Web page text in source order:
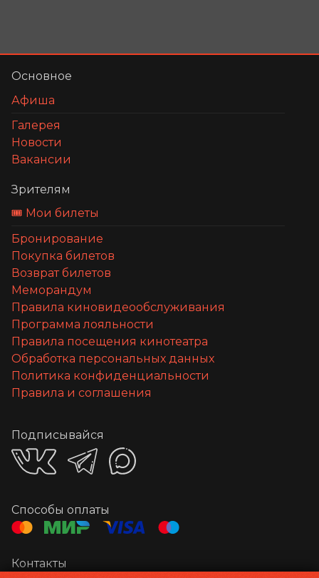
Основное
Афиша
Галерея
Новости
Вакансии
Зрителям
🎟️ Мои билеты
Бронирование
Покупка билетов
Возврат билетов
Меморандум
Правила киновидеообслуживания
Программа лояльности
Правила посещения кинотеатра
Обработка персональных данных
Политика конфиденциальности
Правила и соглашения
Подписывайся
Способы оплаты
Контакты